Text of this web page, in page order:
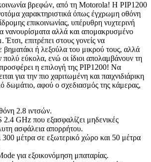
βρεφών, από τη Motorola! Η PIP1200
χαρακτηριστικά όπως έγχρωμη οθόνη
επικοινωνίας, υπέρυθρη νυχτερινή
αλλά και απομακρυσμένο
επιτρέπει στους γονείς να
ή λεξούλα του μικρού τους, αλλά
πολύ εύκολα, ενώ οι ίδιοι απολαμβάνουν τη
η επιλογή της PIP1200! Να
για την πιο χαριτωμένη και παιχνιδιάρικη
δωμάτιο, αφού ο σχεδιασμός της κάμερας,
2.8 ιντσών.
2.4 GHz που εξασφαλίζει μηδενικές
ασφάλεια απορρήτου.
300 μέτρα σε εξωτερικό χώρο και 50 μέτρα
για εξοικονόμηση μπαταρίας.